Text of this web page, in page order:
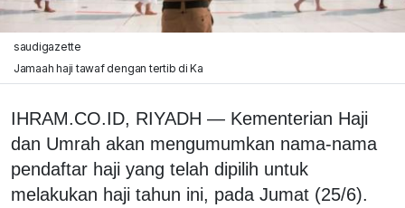
saudigazette
Jamaah haji tawaf dengan tertib di Ka
IHRAM.CO.ID, RIYADH — Kementerian Haji
dan Umrah akan mengumumkan nama-nama
pendaftar haji yang telah dipilih untuk
melakukan haji tahun ini, pada Jumat (25/6).